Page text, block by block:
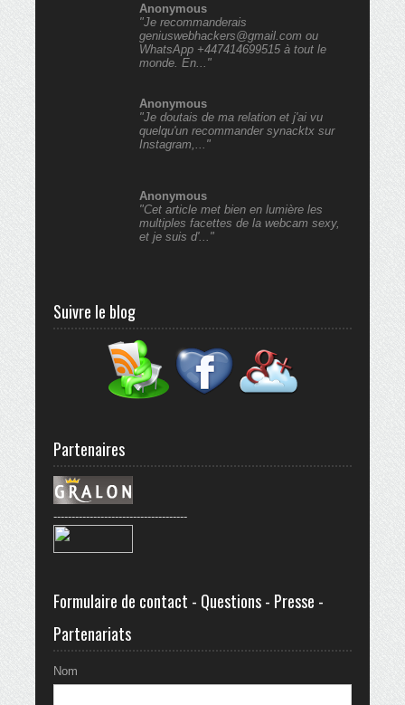
Anonymous
"Je recommanderais
geniuswebhackers@gmail.com ou
WhatsApp +447414699515 à tout le
monde. En..."
Anonymous
"Je doutais de ma relation et j'ai vu
quelqu'un recommander synacktx sur
Instagram,..."
Anonymous
"Cet article met bien en lumière les
multiples facettes de la webcam sexy,
et je suis d'..."
Suivre le blog
Partenaires
-------------------------------------
Formulaire de contact - Questions - Presse -
Partenariats
Nom